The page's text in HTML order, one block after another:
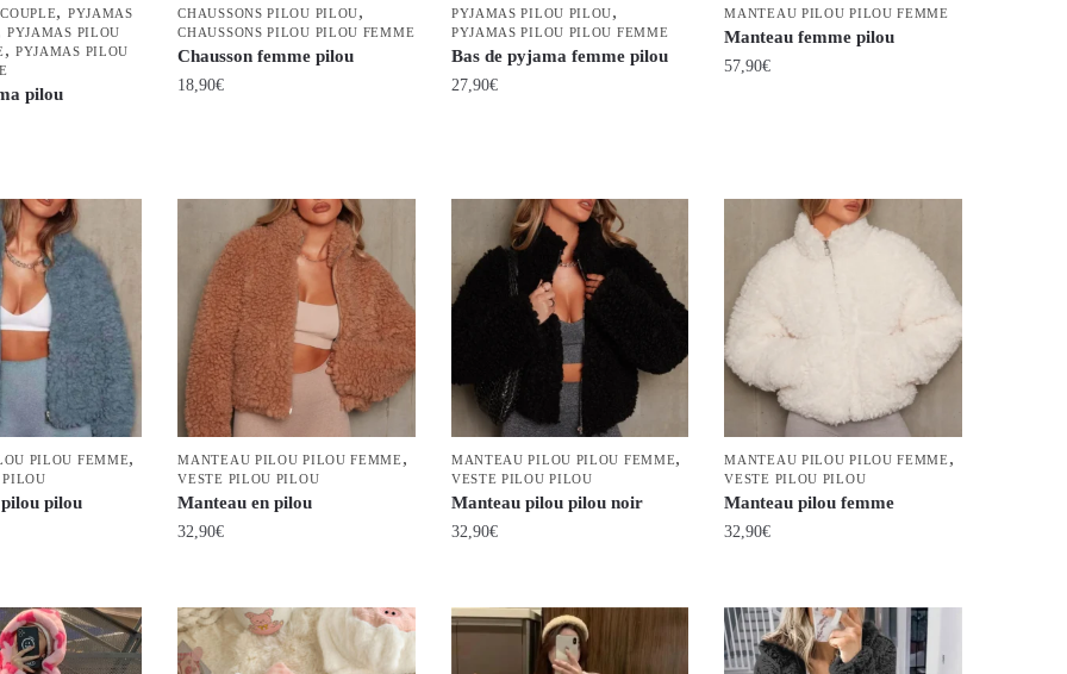
sur
la
sur
la
sur
la
page
, PYJAMAS
PYJAMAS PILOU
, PYJAMAS PILOU
pilou
CHAUSSONS PILOU PILOU,
CHAUSSONS PILOU PILOU FEMME
Chausson femme pilou
18,90€
variations.
options
peuvent
être
choisies
sur
la
page
du
produit
PYJAMAS PILOU PILOU,
PYJAMAS PILOU PILOU FEMME
Bas de pyjama femme pilou
27,90€
plusieurs
variations.
Les
options
choisies
sur
la
page
du
produit
MANTEAU PILOU PILOU FEMME
Manteau femme pilou
57,90€
plusieurs
variations.
options
peuvent
être
choisies
la
page
du
produit
PILOU FEMME,
pilou
MANTEAU PILOU PILOU FEMME,
VESTE PILOU PILOU
Manteau en pilou
32,90€
produit
a
plusieurs
MANTEAU PILOU PILOU FEMME,
VESTE PILOU PILOU
Manteau pilou pilou noir
32,90€
produit
a
MANTEAU PILOU PILOU FEMME,
VESTE PILOU PILOU
Manteau pilou femme
32,90€
produit
a
plusieurs